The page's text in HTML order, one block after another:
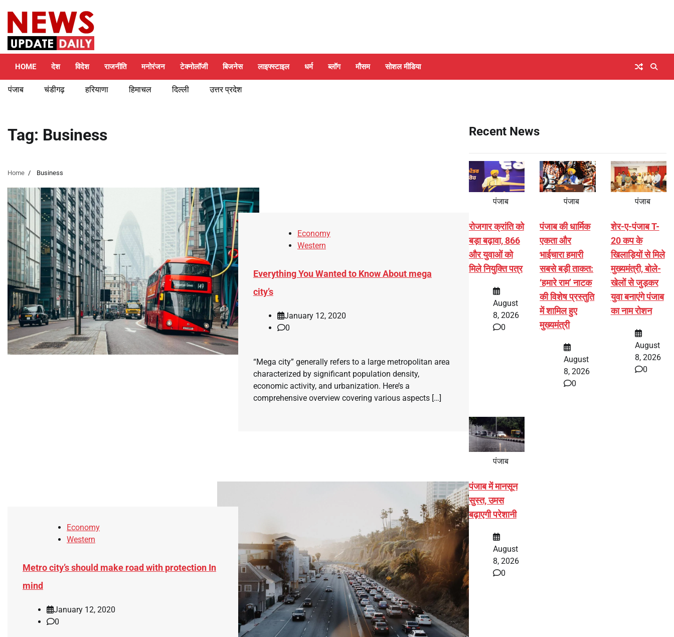
content
HOME देश विदेश राजनीति मनोरंजन टेक्नोलॉजी बिजनेस लाइफ्स्टाइल धर्म ब्लॉग मौसम सोशल मीडिया
पंजाब चंडीगढ़ हरियाणा हिमाचल दिल्ली उत्तर प्रदेश
Tag: Business
Home Business
Economy
Western
Everything You Wanted to Know About mega
city’s
January 12, 2020
0
“Mega city” generally refers to a large metropolitan area
characterized by significant population density,
economic activity, and urbanization. Here’s a
comprehensive overview covering various aspects […]
Economy
Western
Metro city’s should make road with protection In
mind
January 12, 2020
0
Recent News
पंजाब
रोजगार क्रांति को
बड़ा बढ़ावा, 866
और युवाओं को
मिले नियुक्ति पत्र
August
8, 2026
0
पंजाब
पंजाब की धार्मिक
एकता और
भाईचारा हमारी
सबसे बड़ी ताकत:
‘हमारे राम’ नाटक
की विशेष प्रस्तुति
में शामिल हुए
मुख्यमंत्री
August
8, 2026
0
पंजाब
शेर-ए-पंजाब T-
20 कप के
खिलाड़ियों से मिले
मुख्यमंत्री, बोले-
खेलों से जुड़कर
युवा बनाएंगे पंजाब
का नाम रोशन
August
8, 2026
0
पंजाब
पंजाब में मानसून
सुस्त, उमस
बढ़ाएगी परेशानी
August
8, 2026
0